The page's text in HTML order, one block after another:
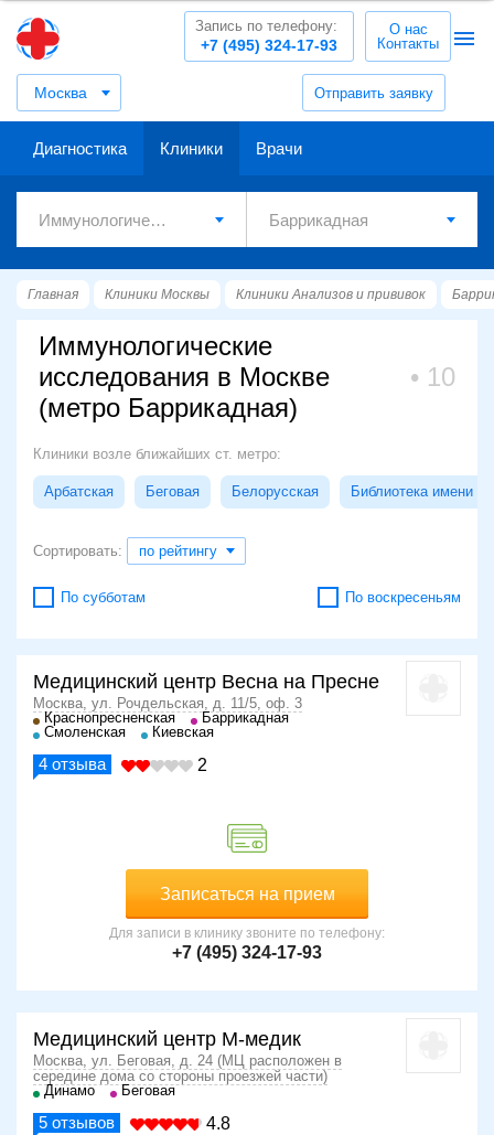
Москва Отправить заявку
+7 (495) 324-17-93
Запись по телефону:
О нас
Контакты
Диагностика Клиники Врачи
Главная Клиники Москвы Клиники Анализов и прививок
Иммунологические
исследования в Москве
(метро Баррикадная)
10
Клиники возле ближайших ст. метро:
Арбатская Беговая Белорусская Библиотека имени
Сортировать: по рейтингу
По субботам По воскресеньям
Медицинский центр Весна на Пресне
Москва, ул. Рочдельская, д. 11/5, оф. 3
Краснопресненская
Баррикадная
Смоленская
Киевская
4 отзыва 2
Записаться на прием
Для записи в клинику звоните по телефону:
+7 (495) 324-17-93
Медицинский центр М-медик
Москва, ул. Беговая, д. 24 (МЦ расположен в
середине дома со стороны проезжей части)
Динамо
Беговая
5 отзывов 4.8